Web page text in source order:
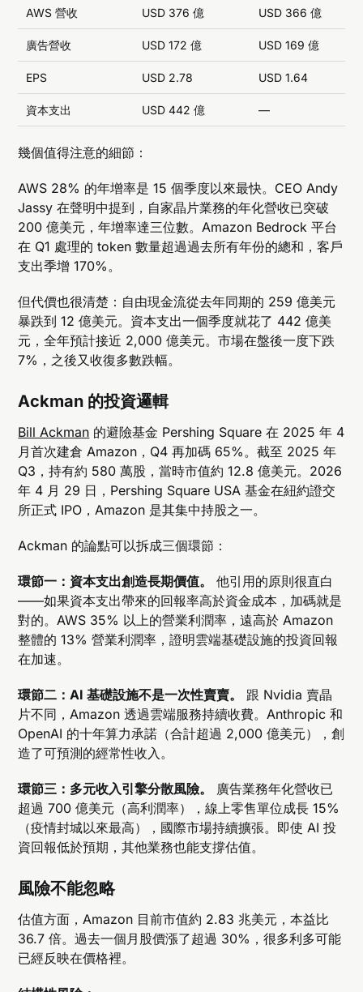
AWS 營收 USD 376 億 USD 366 億
廣告營收 USD 172 億 USD 169 億
EPS USD 2.78 USD 1.64
資本支出 USD 442 億 —
幾個值得注意的細節：
AWS 28% 的年增率是 15 個季度以來最快。CEO Andy
Jassy 在聲明中提到，自家晶片業務的年化營收已突破
200 億美元，年增率達三位數。Amazon Bedrock 平台
在 Q1 處理的 token 數量超過過去所有年份的總和，客戶
支出季增 170%。
但代價也很清楚：自由現金流從去年同期的 259 億美元
暴跌到 12 億美元。資本支出一個季度就花了 442 億美
元，全年預計接近 2,000 億美元。市場在盤後一度下跌
7%，之後又收復多數跌幅。
Ackman 的投資邏輯
Bill Ackman 的避險基金 Pershing Square 在 2025 年 4
月首次建倉 Amazon，Q4 再加碼 65%。截至 2025 年
Q3，持有約 580 萬股，當時市值約 12.8 億美元。2026
年 4 月 29 日，Pershing Square USA 基金在紐約證交
所正式 IPO，Amazon 是其集中持股之一。
Ackman 的論點可以拆成三個環節：
環節一：資本支出創造長期價值。
他引用的原則很直白
——如果資本支出帶來的回報率高於資金成本，加碼就是
對的。AWS 35% 以上的營業利潤率，遠高於 Amazon
整體的 13% 營業利潤率，證明雲端基礎設施的投資回報
在加速。
環節二：AI 基礎設施不是一次性賣賣。
跟 Nvidia 賣晶
片不同，Amazon 透過雲端服務持續收費。Anthropic 和
OpenAI 的十年算力承諾（合計超過 2,000 億美元），創
造了可預測的經常性收入。
環節三：多元收入引擎分散風險。
廣告業務年化營收已
超過 700 億美元（高利潤率），線上零售單位成長 15%
（疫情封城以來最高），國際市場持續擴張。即使 AI 投
資回報低於預期，其他業務也能支撐估值。
風險不能忽略
估值方面，Amazon 目前市值約 2.83 兆美元，本益比
36.7 倍。過去一個月股價漲了超過 30%，很多利多可能
已經反映在價格裡。